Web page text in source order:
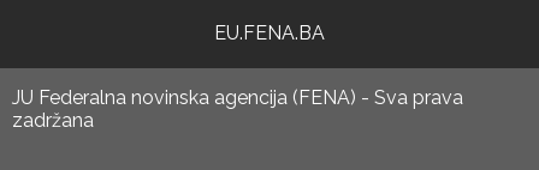
EU.FENA.BA
JU Federalna novinska agencija (FENA) - Sva prava
zadržana